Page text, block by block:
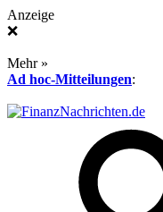
Anzeige
❌
Mehr »
Ad hoc-Mitteilungen: